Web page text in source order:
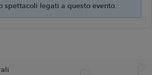
spettacoli legati a questo evento.